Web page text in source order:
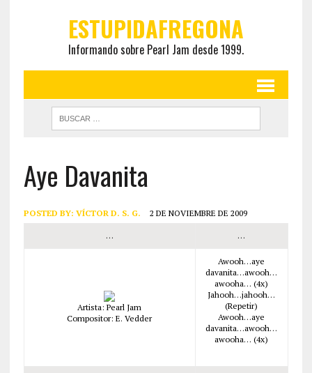
ESTUPIDAFREGONA
Informando sobre Pearl Jam desde 1999.
Aye Davanita
POSTED BY: VÍCTOR D. S. G. 2 DE NOVIEMBRE DE 2009
… …
Artista: Pearl Jam
Compositor: E. Vedder
Awooh…aye
davanita…awooh…
awooha… (4x)
Jahooh…jahooh…
(Repetir)
Awooh…aye
davanita…awooh…
awooha… (4x)